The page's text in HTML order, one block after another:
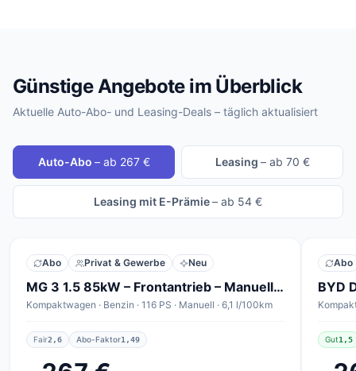
Günstige Angebote im Überblick
Aktuelle Auto-Abo- und Leasing-Deals – täglich aktualisiert
Auto-Abo – ab 267 € Leasing – ab 70 €
Leasing mit E-Prämie– ab 54 €
Abo Privat & Gewerbe Neu
MG 3 1.5 85kW – Frontantrieb – Manuell – ICE Standard
Kompaktwagen · Benzin · 116 PS · Manuell · 6,1 l/100km
Fair2,6 Abo-Faktor1,49
Abo
BYD
Gut1,5